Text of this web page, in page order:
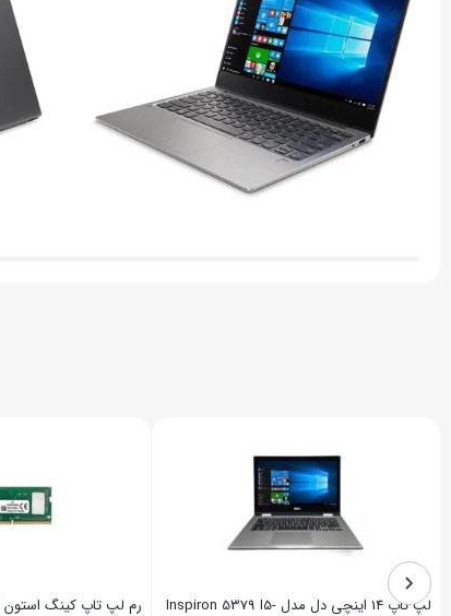
لپ تاپ 14 اینچی دل مدل Inspiron 5379 I5-